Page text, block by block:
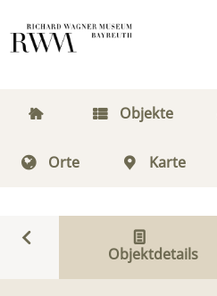
Objekte
Orte Karte
Objektdetails